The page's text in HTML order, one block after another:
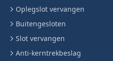
Oplegslot vervangen
Buitengesloten
Slot vervangen
Anti-kerntrekbeslag